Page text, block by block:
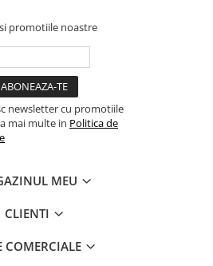
promotiile noastre
newsletter cu promotiile
mai multe in Politica de
MEU
CLIENTI
COMERCIALE